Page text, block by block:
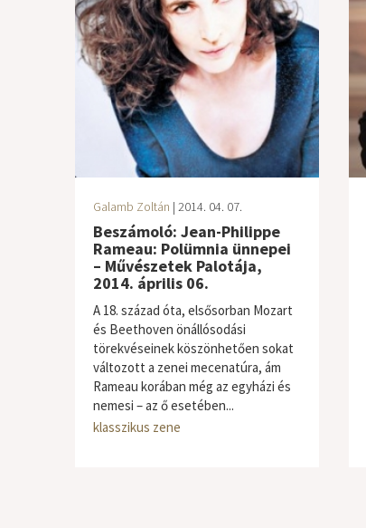
Galamb Zoltán | 2014. 04. 07.
Beszámoló: Jean-Philippe
Rameau: Polümnia ünnepei
– Művészetek Palotája,
2014. április 06.
A 18. század óta, elsősorban Mozart
és Beethoven önállósodási
törekvéseinek köszönhetően sokat
változott a zenei mecenatúra, ám
Rameau korában még az egyházi és
nemesi – az ő esetében...
klasszikus zene